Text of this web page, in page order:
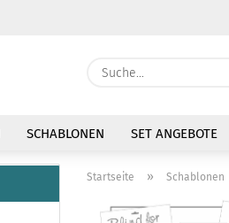
SCHABLONEN SET ANGEBOTE
Startseite » Schablonen